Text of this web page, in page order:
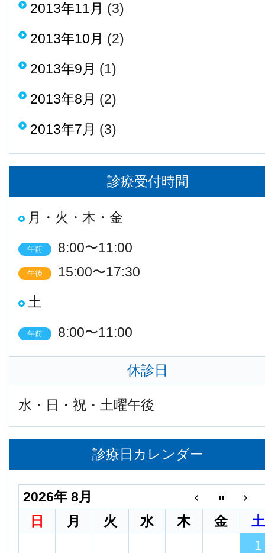
2013年11月 (3)
2013年10月 (2)
2013年9月 (1)
2013年8月 (2)
2013年7月 (3)
診療受付時間
月・火・木・金
午前 8:00〜11:00
午後
15:00〜17:30
土
午前 8:00〜11:00
休診日
水・日・祝・土曜午後
診療日カレンダー
2026年 8月
日
月 火 水 木 金
土
1